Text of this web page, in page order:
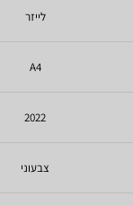
לייזר
A4
2022
צבעוני